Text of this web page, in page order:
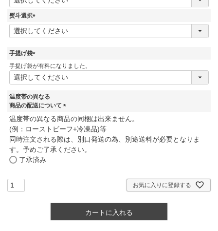
必
熨斗選択
(
必
)
手提げ袋
(
必
須
手提げ袋が有料になりました。
温度帯の異なる
商品の配送について
(
必
須
)
温度帯の異なる商品の同梱は出来ません。
(例：ローストビーフ+冷凍品)等
同時注文される際は、別口発送の為、別途送料が必要となりま
す。予めご了承ください。
了承済み
お気に入りに登録する
カートに入れる